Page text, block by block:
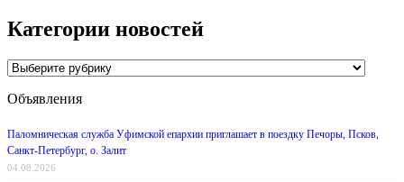
Категории новостей
Категории
Объявления
Паломническая служба Уфимской епархии приглашает в поездку Печоры, Псков,
Санкт-Петербург, о. Залит
04.08.2026